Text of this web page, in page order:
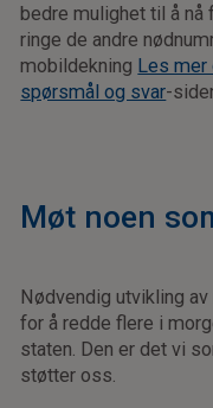
bedre mulighet til å nå
ringe de andre
mobildekning Les mer
spørsmål og svar-
Møt noen
Nødvendig utvikling
for å redde flere i
staten. Den er det vi
støtter oss.